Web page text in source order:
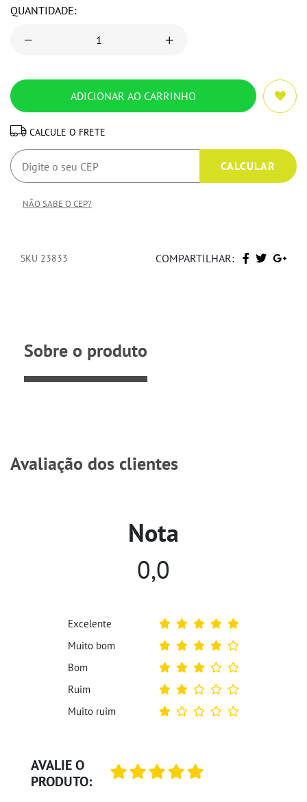
QUANTIDADE:
CALCULE O FRETE
NÃO SABE O CEP?
SKU 23833 COMPARTILHAR:
Sobre o produto
Avaliação dos clientes
AVALIE O
PRODUTO:
Nota
0,0
Excelente
Muito bom
Bom
Ruim
Muito ruim